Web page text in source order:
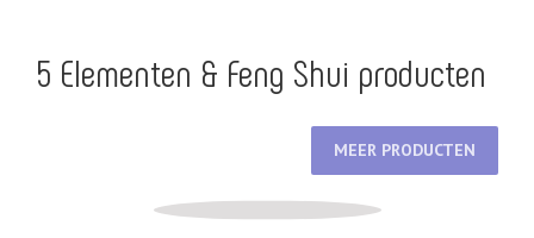
5 Elementen & Feng Shui producten
MEER PRODUCTEN